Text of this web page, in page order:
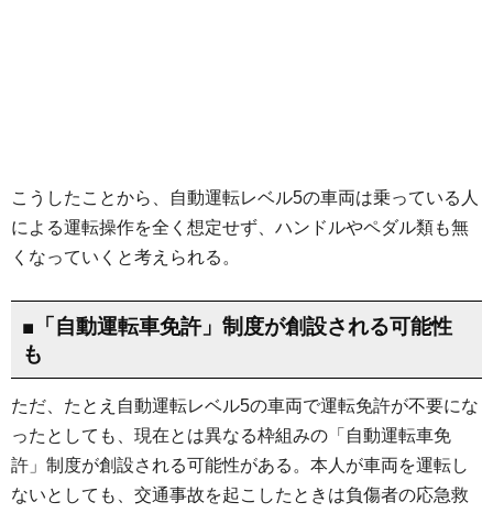
こうしたことから、自動運転レベル5の車両は乗っている人
による運転操作を全く想定せず、ハンドルやペダル類も無
くなっていくと考えられる。
■「自動運転車免許」制度が創設される可能性
も
ただ、たとえ自動運転レベル5の車両で運転免許が不要にな
ったとしても、現在とは異なる枠組みの「自動運転車免
許」制度が創設される可能性がある。本人が車両を運転し
ないとしても、交通事故を起こしたときは負傷者の応急救